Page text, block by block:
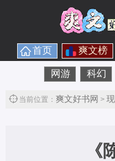
首页 爽文榜
网游 科幻
当前位置： 爽文好书网 >
《